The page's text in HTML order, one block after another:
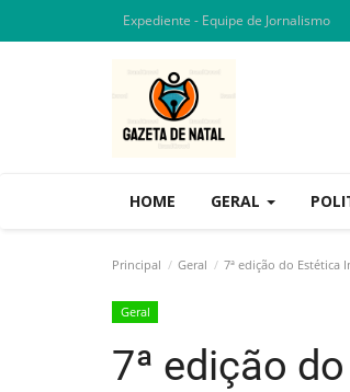
Expediente - Equipe de Jornalismo
HOME GERAL
Principal Geral 7ª edição do Estética
Geral
7ª edição